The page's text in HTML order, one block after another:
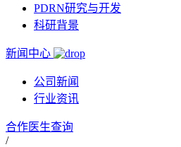
PDRN研究与开发
科研背景
新闻中心
公司新闻
行业资讯
合作医生查询
/